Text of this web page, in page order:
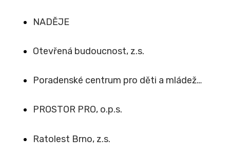
NADĚJE
Otevřená budoucnost, z.s.
Poradenské centrum pro děti a mládež…
PROSTOR PRO, o.p.s.
Ratolest Brno, z.s.